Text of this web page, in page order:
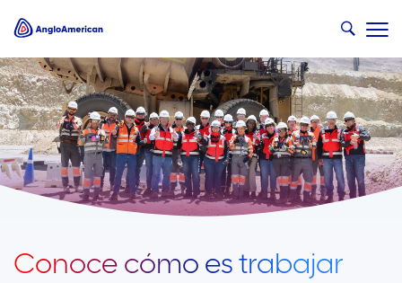
Conoce cómo es trabajar